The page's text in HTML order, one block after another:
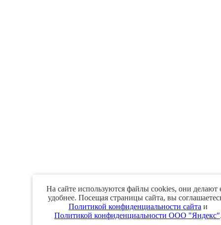
На сайте используются файлы cookies, они делают
удобнее. Посещая страницы сайта, вы
Политикой конфиденциальности сайта и
Политикой конфиденциальности ООО "Яндекс"